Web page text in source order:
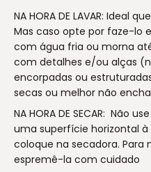
NA HORA DE LAVAR: Ideal
Mas caso opte por faze-lo
com água fria ou morna
com detalhes e/ou alças
encorpadas ou
secas ou melhor não
NA HORA DE SECAR: Não
uma superfície horizontal
coloque na secadora.
espremê-la com cuidado